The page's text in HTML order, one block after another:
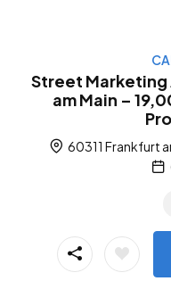
Street
am Main –
60311 Frankfurt